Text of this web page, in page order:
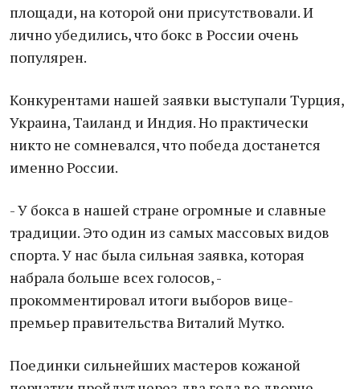
площади, на которой они присутствовали. И
лично убедились, что бокс в России очень
популярен.
Конкурентами нашей заявки выступали Турция,
Украина, Таиланд и Индия. Но практически
никто не сомневался, что победа достанется
именно России.
- У бокса в нашей стране огромные и славные
традиции. Это один из самых массовых видов
спорта. У нас была сильная заявка, которая
набрала больше всех голосов, -
прокомментировал итоги выборов вице-
премьер правительства Виталий Мутко.
Поединки сильнейших мастеров кожаной